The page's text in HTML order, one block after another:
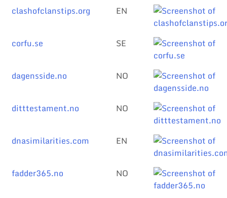
clashofclanstips.org EN
corfu.se SE
dagensside.no NO
ditttestament.no NO
dnasimilarities.com EN
fadder365.no NO